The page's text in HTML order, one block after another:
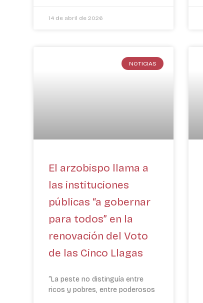
14 de abril de 2026
NOTICIAS
El arzobispo llama a
las instituciones
públicas “a gobernar
para todos” en la
renovación del Voto
de las Cinco Llagas
“La peste no distinguía entre
ricos y pobres, entre poderosos